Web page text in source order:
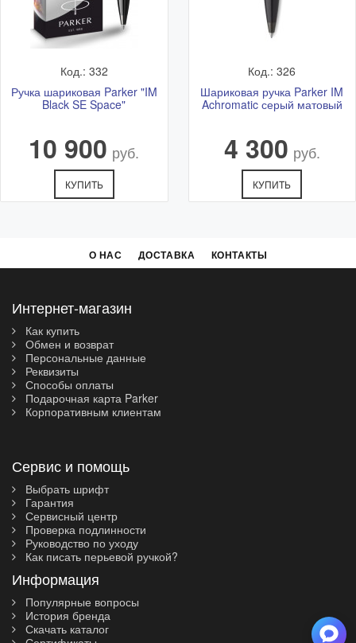
Код.: 332
Ручка шариковая Parker "IM
Black SE Space"
10 900 руб.
КУПИТЬ
Код.: 326
Шариковая ручка Parker IM
Achromatic серый матовый
4 300 руб.
КУПИТЬ
О НАС ДОСТАВКА КОНТАКТЫ
Интернет-магазин
Как купить
Обмен и возврат
Персональные данные
Реквизиты
Способы оплаты
Подарочная карта Parker
Корпоративным клиентам
Сервис и помощь
Выбрать шрифт
Гарантия
Сервисный центр
Проверка подлинности
Руководство по уходу
Как писать перьевой ручкой?
Информация
Популярные вопросы
История бренда
Скачать каталог